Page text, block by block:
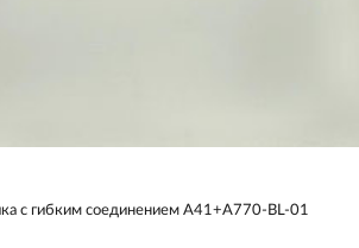
с гибким соединением A41+A770-BL-01